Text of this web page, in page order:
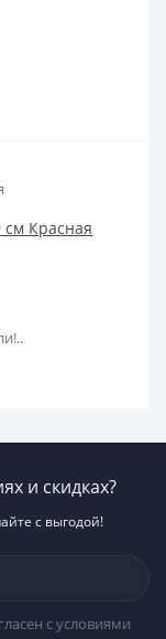
см Красная
и скидках?
с выгодой!
с условиями